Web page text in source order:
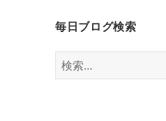
毎日ブログ検索
検
索: